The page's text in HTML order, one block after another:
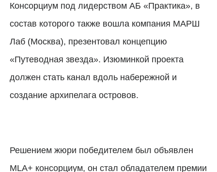
Консорциум под лидерством АБ «Практика», в
состав которого также вошла компания МАРШ
Лаб (Москва), презентовал концепцию
«Путеводная звезда». Изюминкой проекта
должен стать канал вдоль набережной и
создание архипелага островов.
Решением жюри победителем был объявлен
MLA+ консорциум, он стал обладателем премии